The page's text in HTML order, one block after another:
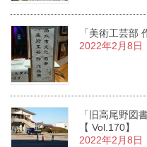
「美術工芸部
2022年2月8日
「旧高尾野図
【 Vol.170】
2022年2月8日